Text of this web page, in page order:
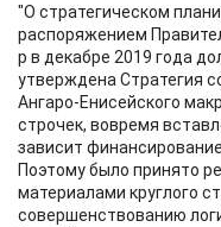
"О стратегическом
распоряжением
р в декабре 2019 года
утверждена Стратегия
Ангаро-Енисейского
строчек, вовремя
зависит
Поэтому было принято
материалами круглого
совершенствованию